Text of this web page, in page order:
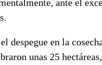
ante el
despegue en la
unas 25